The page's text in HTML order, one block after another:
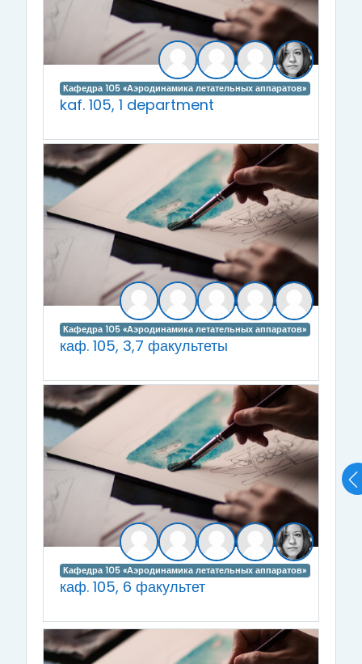
Кафедра 105 «Аэродинамика летательных аппаратов»
kaf. 105, 1 department
Кафедра 105 «Аэродинамика летательных аппаратов»
каф. 105, 3,7 факультеты
Кафедра 105 «Аэродинамика летательных аппаратов»
каф. 105, 6 факультет